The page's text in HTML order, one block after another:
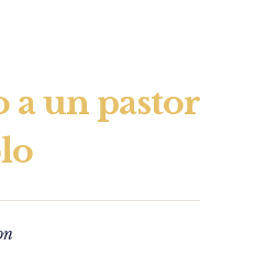
a un pastor